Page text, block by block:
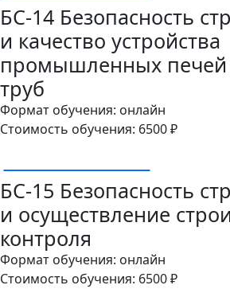
БС-14 Безопасность
и качество устройства
промышленных
труб
Формат обучения: онлайн
Стоимость обучения: 6500 ₽
БС-15 Безопасность
и осуществление
контроля
Формат обучения: онлайн
Стоимость обучения: 6500 ₽